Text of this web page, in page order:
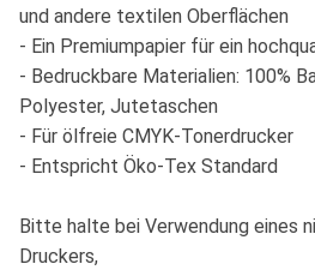
und andere textilen Oberflächen
- Ein Premiumpapier für ein
- Bedruckbare Materialien: 100%
Polyester, Jutetaschen
- Für ölfreie CMYK-Tonerdrucker
- Entspricht Öko-Tex Standard
Bitte halte bei Verwendung eines
Druckers,